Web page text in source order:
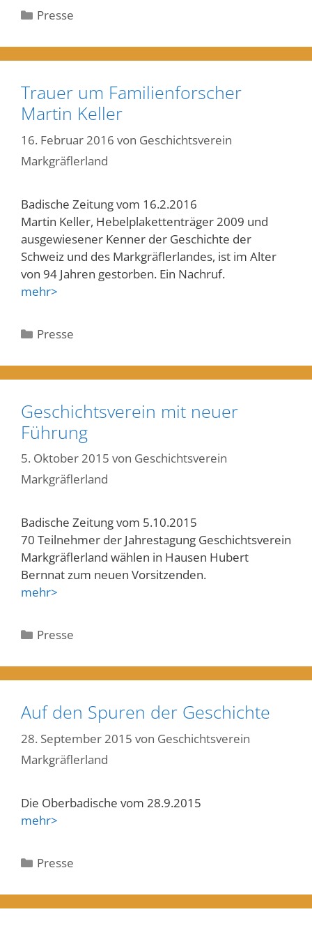
Kategorien
Presse
Trauer um Familienforscher
Martin Keller
16. Februar 2016 von Geschichtsverein
Markgräflerland
Badische Zeitung vom 16.2.2016
Martin Keller, Hebelplakettenträger 2009 und
ausgewiesener Kenner der Geschichte der
Schweiz und des Markgräflerlandes, ist im Alter
von 94 Jahren gestorben. Ein Nachruf.
mehr>
Kategorien
Presse
Geschichtsverein mit neuer
Führung
5. Oktober 2015 von Geschichtsverein
Markgräflerland
Badische Zeitung vom 5.10.2015
70 Teilnehmer der Jahrestagung Geschichtsverein
Markgräflerland wählen in Hausen Hubert
Bernnat zum neuen Vorsitzenden.
mehr>
Kategorien
Presse
Auf den Spuren der Geschichte
28. September 2015 von Geschichtsverein
Markgräflerland
Die Oberbadische vom 28.9.2015
mehr>
Kategorien
Presse